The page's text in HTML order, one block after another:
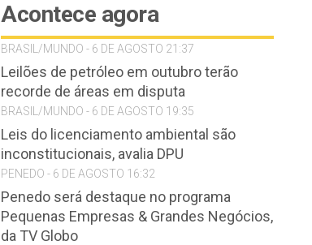
Acontece agora
BRASIL/MUNDO - 6 DE AGOSTO 21:37
Leilões de petróleo em outubro terão
recorde de áreas em disputa
BRASIL/MUNDO - 6 DE AGOSTO 19:35
Leis do licenciamento ambiental são
inconstitucionais, avalia DPU
PENEDO - 6 DE AGOSTO 16:32
Penedo será destaque no programa
Pequenas Empresas & Grandes Negócios,
da TV Globo